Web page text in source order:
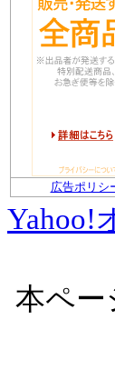
広告ポリシ
Yahoo!
本ペ